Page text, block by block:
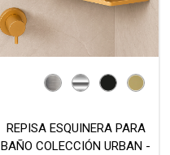
REPISA ESQUINERA PARA
BAÑO COLECCIÓN URBAN -